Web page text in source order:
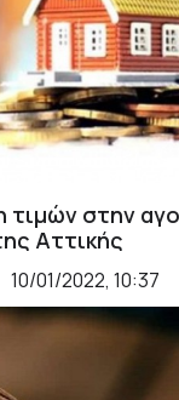
τιμών στην
Αττικής
10/01/2022, 10:37